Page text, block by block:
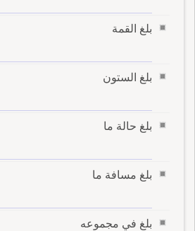
بلغ القمة
بلغ الستون
بلغ حالة ما
بلغ مسافة ما
بلغ في مجموعه